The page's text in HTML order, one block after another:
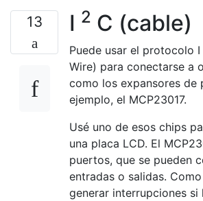
13 I 2 C (cable)
Puede usar el protocolo I
Wire) para conectarse a
como los expansores de
ejemplo, el MCP23017.
Usé uno de esos chips
una placa LCD. El
puertos, que se pueden
entradas o salidas.
generar interrupciones si